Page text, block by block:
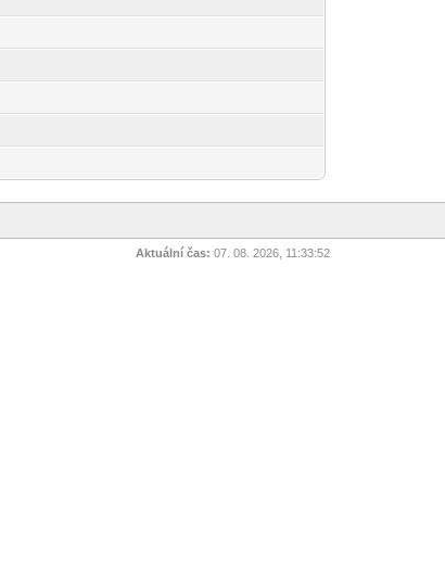
Aktuální čas: 07. 08. 2026, 11:33:52